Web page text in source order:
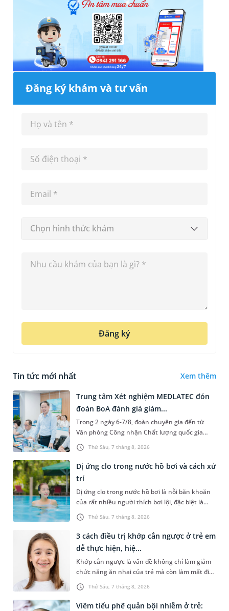
Đăng ký khám và tư vấn
Chọn hình thức khám
Đăng ký
Tin tức mới nhất Xem thêm
Thứ Sáu, 7 tháng 8, 2026
Trung tâm Xét nghiệm MEDLATEC đón
đoàn BoA đánh giá giám...
Trong 2 ngày 6-7/8, đoàn chuyên gia đến từ
Văn phòng Công nhận Chất lượng quốc gia
(BoA) đã ghi nhận và đánh giá cao nỗ lực duy trì
hệ thống quản lý chất lượ...
Thứ Sáu, 7 tháng 8, 2026
Dị ứng clo trong nước hồ bơi và cách xử
trí
Dị ứng clo trong nước hồ bơi là nỗi băn khoăn
của rất nhiều người thích bơi lội, đặc biệt là
những trường hợp thường xuyên bơi ở những
hồ bơi nhân tạo. Bài v...
Thứ Sáu, 7 tháng 8, 2026
3 cách điều trị khớp cắn ngược ở trẻ em
dễ thực hiện, hiệ...
Khớp cắn ngược là vấn đề không chỉ làm giảm
chức năng ăn nhai của trẻ mà còn làm mất đi
sự cân đối của khuôn mặt. Do đó, cần khắc
phục sớm tình trạng này để...
Viêm tiểu phế quản bội nhiễm ở trẻ: